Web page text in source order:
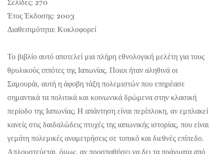
Σελίδες: 270
Έτος Έκδοσης: 2003
Διαθεσιμότητα: Κυκλοφορεί
Το βιβλίο αυτό αποτελεί μια πλήρη εθνολογική μελέτη για τους
θρυλικούς ιππότες της Ιαπωνίας. Ποιοι ήταν αληθινά οι
Σαμουράι, αυτή η άφοβη τάξη πολεμιστών που επηρέασε
σημαντικά τα πολιτικά και κοινωνικά δρώμενα στην κλασική
περίοδο της Ιαπωνίας; Η απάντηση είναι περίπλοκη, αν εμπλακεί
κανείς στις δαιδαλώδεις πτυχές της ιαπωνικής ιστορίας, που είναι
γεμάτη πολεμικές αναμετρήσεις σε τοπικό και διεθνές επίπεδο.
Απλουστεύεται, όμως, αν προσπαθήσει να δει τα πράγματα από